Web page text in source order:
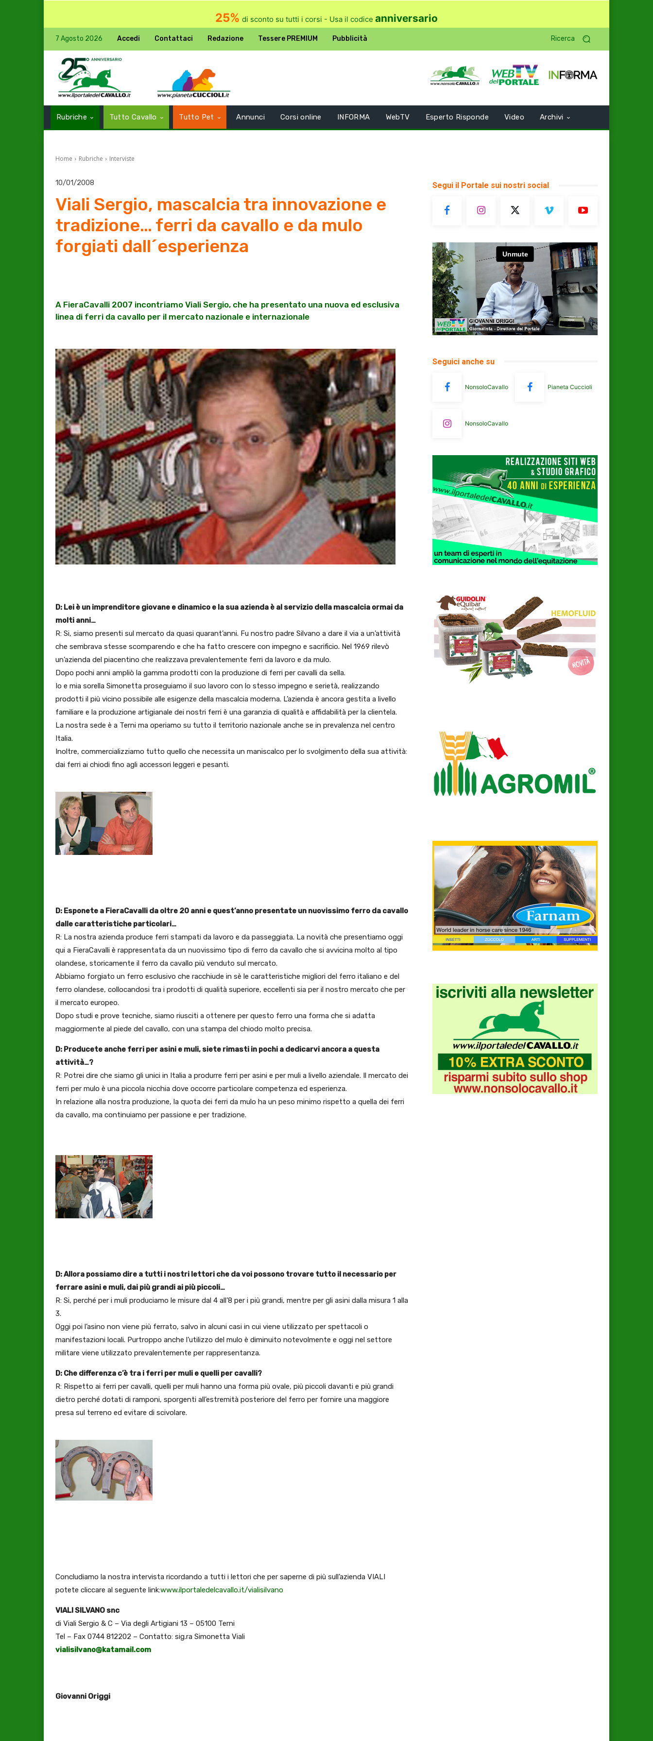
25% di sconto su tutti i corsi - Usa il codice anniversario
7 Agosto 2026 Accedi Contattaci Redazione Tessere PREMIUM Pubblicità Ricerca
Rubriche Tutto Cavallo Tutto Pet Annunci Corsi online INFORMA WebTV Esperto Risponde Video Archivi
Home Rubriche Interviste
10/01/2008
Viali Sergio, mascalcia tra innovazione e
tradizione… ferri da cavallo e da mulo
forgiati dall´esperienza
A FieraCavalli 2007 incontriamo Viali Sergio, che ha presentato una nuova ed esclusiva
linea di ferri da cavallo per il mercato nazionale e internazionale
D: Lei è un imprenditore giovane e dinamico e la sua azienda è al servizio della mascalcia ormai da
molti anni…
R: Si, siamo presenti sul mercato da quasi quarant’anni. Fu nostro padre Silvano a dare il via a un’attività
che sembrava stesse scomparendo e che ha fatto crescere con impegno e sacrificio. Nel 1969 rilevò
un’azienda del piacentino che realizzava prevalentemente ferri da lavoro e da mulo.
Dopo pochi anni ampliò la gamma prodotti con la produzione di ferri per cavalli da sella.
Io e mia sorella Simonetta proseguiamo il suo lavoro con lo stesso impegno e serietà, realizzando
prodotti il più vicino possibile alle esigenze della mascalcia moderna. L’azienda è ancora gestita a livello
familiare e la produzione artigianale dei nostri ferri è una garanzia di qualità e affidabilità per la clientela.
La nostra sede è a Terni ma operiamo su tutto il territorio nazionale anche se in prevalenza nel centro
Italia.
Inoltre, commercializziamo tutto quello che necessita un maniscalco per lo svolgimento della sua attività:
dai ferri ai chiodi fino agli accessori leggeri e pesanti.
D: Esponete a FieraCavalli da oltre 20 anni e quest’anno presentate un nuovissimo ferro da cavallo
dalle caratteristiche particolari…
R: La nostra azienda produce ferri stampati da lavoro e da passeggiata. La novità che presentiamo oggi
qui a FieraCavalli è rappresentata da un nuovissimo tipo di ferro da cavallo che si avvicina molto al tipo
olandese, storicamente il ferro da cavallo più venduto sul mercato.
Abbiamo forgiato un ferro esclusivo che racchiude in sè le caratteristiche migliori del ferro italiano e del
ferro olandese, collocandosi tra i prodotti di qualità superiore, eccellenti sia per il nostro mercato che per
il mercato europeo.
Dopo studi e prove tecniche, siamo riusciti a ottenere per questo ferro una forma che si adatta
maggiormente al piede del cavallo, con una stampa del chiodo molto precisa.
D: Producete anche ferri per asini e muli, siete rimasti in pochi a dedicarvi ancora a questa
attività…?
R: Potrei dire che siamo gli unici in Italia a produrre ferri per asini e per muli a livello aziendale. Il mercato dei
ferri per mulo è una piccola nicchia dove occorre particolare competenza ed esperienza.
In relazione alla nostra produzione, la quota dei ferri da mulo ha un peso minimo rispetto a quella dei ferri
da cavallo, ma continuiamo per passione e per tradizione.
D: Allora possiamo dire a tutti i nostri lettori che da voi possono trovare tutto il necessario per
ferrare asini e muli, dai più grandi ai più piccoli…
R: Si, perché per i muli produciamo le misure dal 4 all’8 per i più grandi, mentre per gli asini dalla misura 1 alla
3.
Oggi poi l’asino non viene più ferrato, salvo in alcuni casi in cui viene utilizzato per spettacoli o
manifestazioni locali. Purtroppo anche l’utilizzo del mulo è diminuito notevolmente e oggi nel settore
militare viene utilizzato prevalentemente per rappresentanza.
D: Che differenza c’è tra i ferri per muli e quelli per cavalli?
R: Rispetto ai ferri per cavalli, quelli per muli hanno una forma più ovale, più piccoli davanti e più grandi
dietro perché dotati di ramponi, sporgenti all’estremità posteriore del ferro per fornire una maggiore
presa sul terreno ed evitare di scivolare.
Concludiamo la nostra intervista ricordando a tutti i lettori che per saperne di più sull’azienda VIALI
potete cliccare al seguente link:www.ilportaledelcavallo.it/vialisilvano
VIALI SILVANO snc
di Viali Sergio & C – Via degli Artigiani 13 – 05100 Terni
Tel – Fax 0744 812202 – Contatto: sig.ra Simonetta Viali
vialisilvano@katamail.com
Giovanni Origgi
Segui il Portale sui nostri social
Seguici anche su
NonsoloCavallo Pianeta Cuccioli
NonsoloCavallo